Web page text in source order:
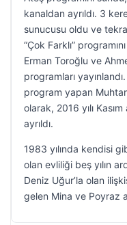
kanaldan ayrıldı. 3
sunucusu oldu ve
“Çok Farklı”
Erman Toroğlu ve
programları
program yapan
olarak, 2016 yılı
ayrıldı.
1983 yılında kendisi
olan evliliği beş yılın
Deniz Uğur’la olan
gelen Mina ve Poyraz